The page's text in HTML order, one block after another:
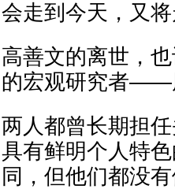
会走到今天，又将
高善文的离世，
的宏观研究者——
两人都曾长期担
具有鲜明个人特
同，但他们都没